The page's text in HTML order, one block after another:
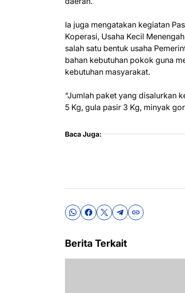
Ia juga mengatakan kegiatan
Koperasi, Usaha Kecil
salah satu bentuk usaha
bahan kebutuhan pokok guna
kebutuhan masyarakat.
“Jumlah paket yang disalurkan
5 Kg, gula pasir 3 Kg, minyak
Baca Juga:
Berita Terkait